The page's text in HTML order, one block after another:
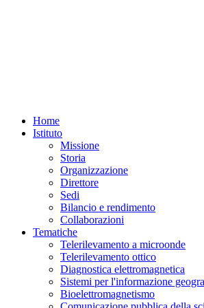
Home
Istituto
Missione
Storia
Organizzazione
Direttore
Sedi
Bilancio e rendimento
Collaborazioni
Tematiche
Telerilevamento a microonde
Telerilevamento ottico
Diagnostica elettromagnetica
Sistemi per l'informazione
Bioelettromagnetismo